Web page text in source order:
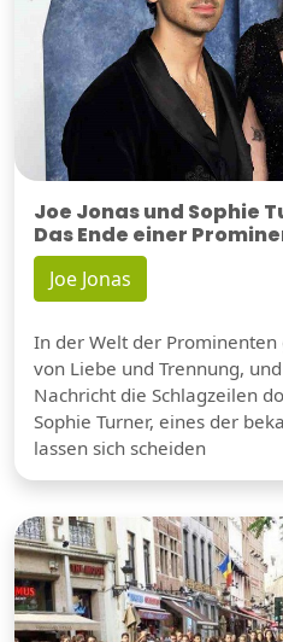
Joe Jonas und Sophie
Das Ende einer
Joe Jonas
In der Welt der Prominenten
von Liebe und Trennung,
Nachricht die Schlagzeilen
Sophie Turner, eines der
lassen sich scheiden